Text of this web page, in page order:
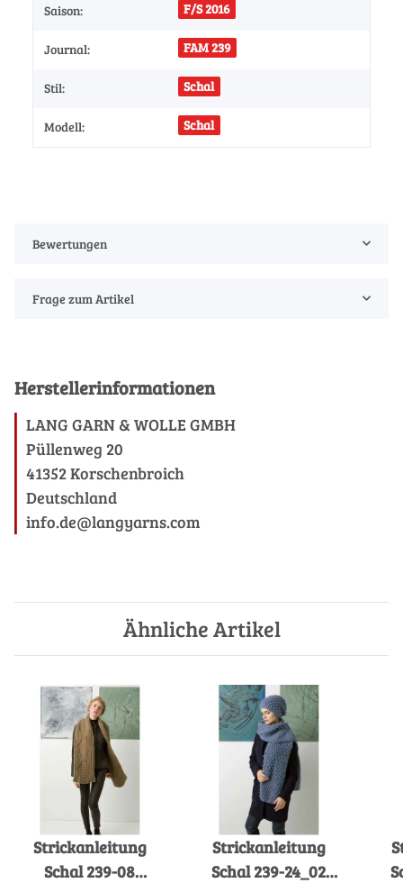
Saison: F/S 2016
Journal: FAM 239
Stil: Schal
Modell: Schal
Bewertungen
Frage zum Artikel
Herstellerinformationen
LANG GARN & WOLLE GMBH
Püllenweg 20
41352 Korschenbroich
Deutschland
info.de@langyarns.com
Ähnliche Artikel
Strickanleitung
Schal 239-08
Strickanleitung
Schal 239-24_02